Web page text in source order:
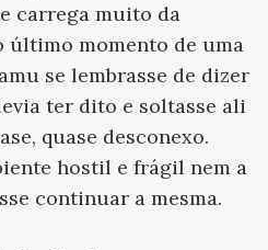
carrega muito da
último momento de uma
se lembrasse de dizer
ter dito e soltasse ali
quase desconexo.
hostil e frágil nem a
continuar a mesma.